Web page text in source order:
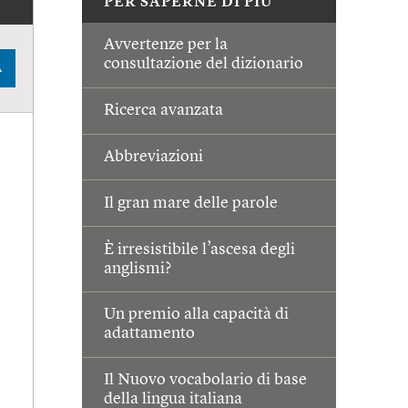
Avvertenze per la
consultazione del dizionario
Ricerca avanzata
Abbreviazioni
Il gran mare delle parole
È irresistibile l’ascesa degli
anglismi?
Un premio alla capacità di
adattamento
Il Nuovo vocabolario di base
della lingua italiana